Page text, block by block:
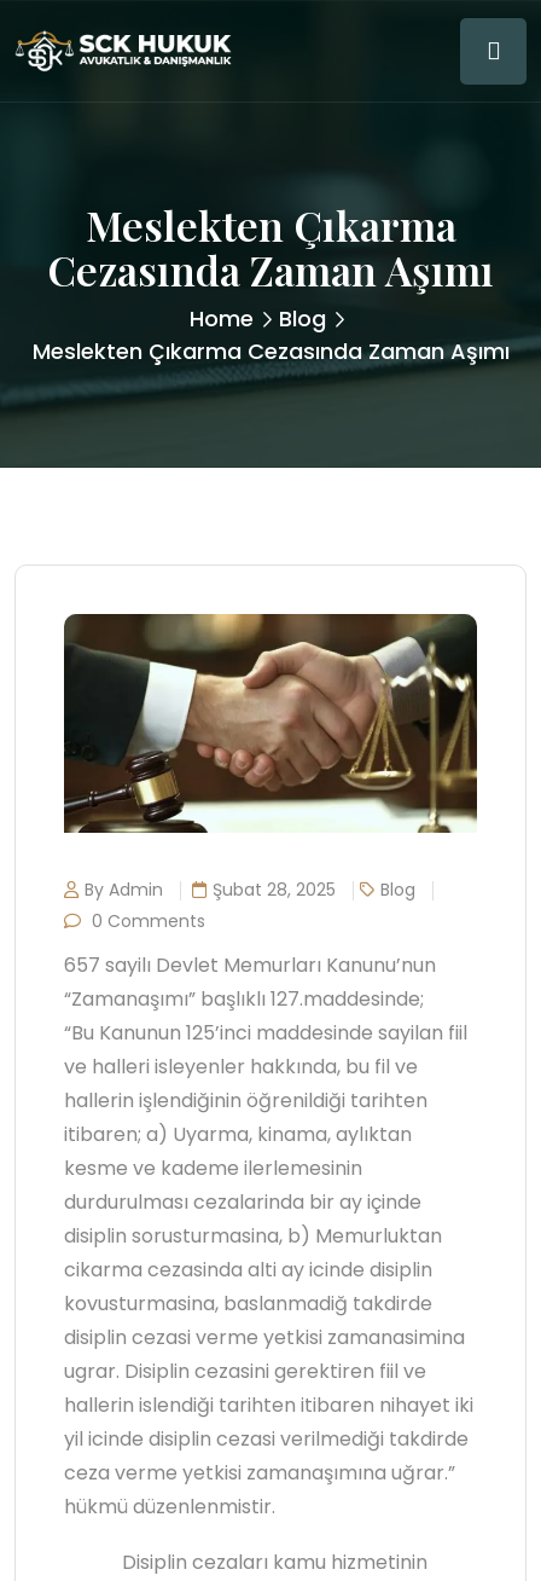
Meslekten Çıkarma
Cezasında Zaman Aşımı
Home
Blog
Meslekten Çıkarma Cezasında Zaman Aşımı
By Admin Şubat 28, 2025
Blog
0 Comments
657 sayilı Devlet Memurları Kanunu’nun
“Zamanaşımı” başlıklı 127.maddesinde;
“Bu Kanunun 125’inci maddesinde sayilan fiil
ve halleri isleyenler hakkında, bu fil ve
hallerin işlendiğinin öğrenildiği tarihten
itibaren; a) Uyarma, kinama, aylıktan
kesme ve kademe ilerlemesinin
durdurulması cezalarinda bir ay içinde
disiplin sorusturmasina, b) Memurluktan
cikarma cezasinda alti ay icinde disiplin
kovusturmasina, baslanmadiğ takdirde
disiplin cezasi verme yetkisi zamanasimina
ugrar. Disiplin cezasini gerektiren fiil ve
hallerin islendiği tarihten itibaren nihayet iki
yil icinde disiplin cezasi verilmediği takdirde
ceza verme yetkisi zamanaşımına uğrar.”
hükmü düzenlenmistir.
Disiplin cezaları kamu hizmetinin